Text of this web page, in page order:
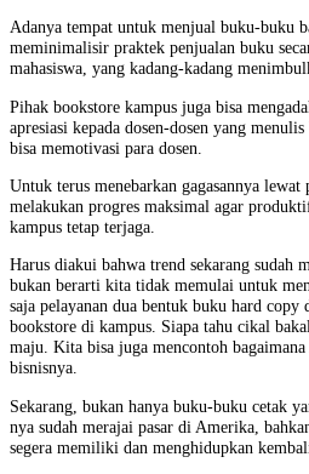
Adanya tempat untuk menjual buku-buku
meminimalisir praktek penjualan buku
mahasiswa, yang kadang-kadang
Pihak bookstore kampus juga bisa
apresiasi kepada dosen-dosen yang
bisa memotivasi para dosen.
Untuk terus menebarkan gagasannya
melakukan progres maksimal agar
kampus tetap terjaga.
Harus diakui bahwa trend sekarang sudah
bukan berarti kita tidak memulai untuk
saja pelayanan dua bentuk buku hard
bookstore di kampus. Siapa tahu cikal
maju. Kita bisa juga mencontoh
bisnisnya.
Sekarang, bukan hanya buku-buku cetak
nya sudah merajai pasar di Amerika,
segera memiliki dan menghidupkan